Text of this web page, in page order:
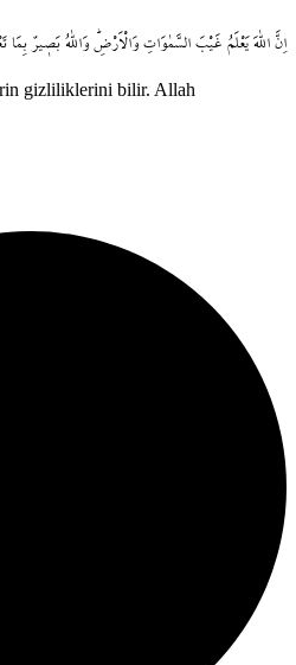
اِنَّ اللّٰهَ يَعْلَمُ غَيْبَ السَّمٰوَاتِ وَالْاَرْضِۜ وَاللّٰهُ بَص۪يرٌ بِمَا
gizliliklerini bilir. Allah